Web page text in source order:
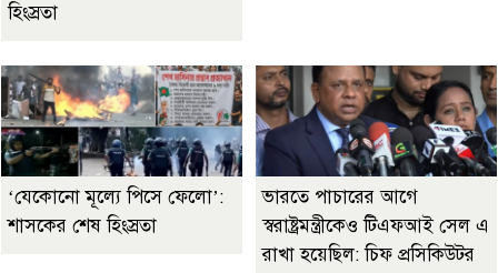
হিংস্রতা
‘যেকোনো মূল্যে পিসে ফেলো’:
শাসকের শেষ হিংস্রতা
ভারতে পাচারের আগে
স্বরাষ্ট্রমন্ত্রীকেও টিএফআই সেল এ
রাখা হয়েছিল: চিফ প্রসিকিউটর